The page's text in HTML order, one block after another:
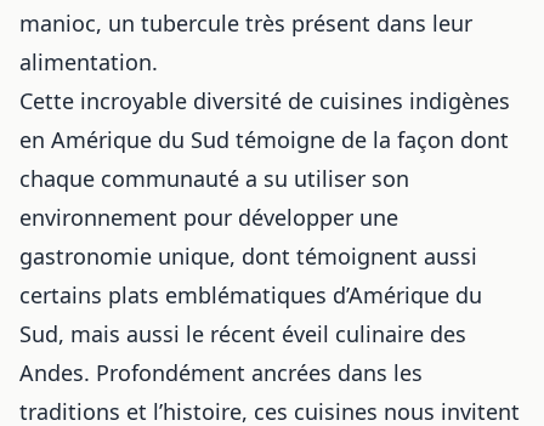
manioc, un tubercule très présent dans leur
alimentation.
Cette incroyable diversité de cuisines indigènes
en Amérique du Sud témoigne de la façon dont
chaque communauté a su utiliser son
environnement pour développer une
gastronomie unique, dont témoignent aussi
certains plats emblématiques d’Amérique du
Sud, mais aussi le récent éveil culinaire des
Andes. Profondément ancrées dans les
traditions et l’histoire, ces cuisines nous invitent